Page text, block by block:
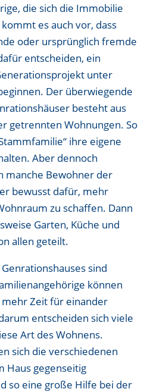
die sich die Immobilie
es auch vor, dass
oder ursprünglich fremde
entscheiden, ein
unter
Der überwiegende
besteht aus
getrennten Wohnungen. So
ihre eigene
Aber dennoch
manche Bewohner der
bewusst dafür, mehr
zu schaffen. Dann
Garten, Küche und
allen geteilt.
sind
können
Zeit für einander
entscheiden sich viele
Art des Wohnens.
sich die verschiedenen
Haus gegenseitig
so eine große Hilfe bei der